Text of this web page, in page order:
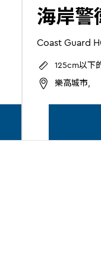
海岸警
Coast Guard
125cm以下
樂高城市,